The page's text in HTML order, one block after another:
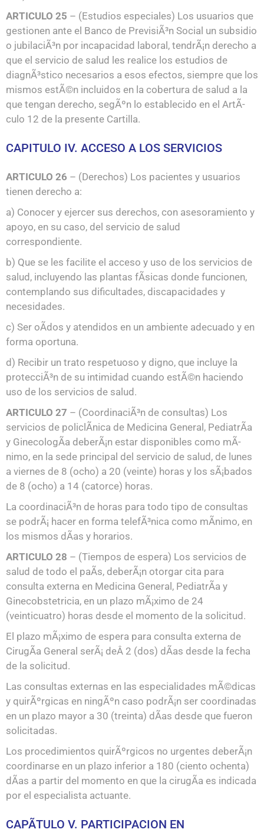
ARTICULO 25 – (Estudios especiales) Los usuarios que
gestionen ante el Banco de PrevisiÃ³n Social un subsidio
o jubilaciÃ³n por incapacidad laboral, tendrÃ¡n derecho a
que el servicio de salud les realice los estudios de
diagnÃ³stico necesarios a esos efectos, siempre que los
mismos estÃ©n incluidos en la cobertura de salud a la
que tengan derecho, segÃºn lo establecido en el ArtÃ­
culo 12 de la presente Cartilla.
CAPITULO IV. ACCESO A LOS SERVICIOS
ARTICULO 26 – (Derechos) Los pacientes y usuarios
tienen derecho a:
a) Conocer y ejercer sus derechos, con asesoramiento y
apoyo, en su caso, del servicio de salud
correspondiente.
b) Que se les facilite el acceso y uso de los servicios de
salud, incluyendo las plantas fÃ­sicas donde funcionen,
contemplando sus dificultades, discapacidades y
necesidades.
c) Ser oÃ­dos y atendidos en un ambiente adecuado y en
forma oportuna.
d) Recibir un trato respetuoso y digno, que incluye la
protecciÃ³n de su intimidad cuando estÃ©n haciendo
uso de los servicios de salud.
ARTICULO 27 – (CoordinaciÃ³n de consultas) Los
servicios de policlÃ­nica de Medicina General, PediatrÃ­a
y GinecologÃ­a deberÃ¡n estar disponibles como mÃ­
nimo, en la sede principal del servicio de salud, de lunes
a viernes de 8 (ocho) a 20 (veinte) horas y los sÃ¡bados
de 8 (ocho) a 14 (catorce) horas.
La coordinaciÃ³n de horas para todo tipo de consultas
se podrÃ¡ hacer en forma telefÃ³nica como mÃ­nimo, en
los mismos dÃ­as y horarios.
ARTICULO 28 – (Tiempos de espera) Los servicios de
salud de todo el paÃ­s, deberÃ¡n otorgar cita para
consulta externa en Medicina General, PediatrÃ­a y
Ginecobstetricia, en un plazo mÃ¡ximo de 24
(veinticuatro) horas desde el momento de la solicitud.
El plazo mÃ¡ximo de espera para consulta externa de
CirugÃ­a General serÃ¡ deÂ 2 (dos) dÃ­as desde la fecha
de la solicitud.
Las consultas externas en las especialidades mÃ©dicas
y quirÃºrgicas en ningÃºn caso podrÃ¡n ser coordinadas
en un plazo mayor a 30 (treinta) dÃ­as desde que fueron
solicitadas.
Los procedimientos quirÃºrgicos no urgentes deberÃ¡n
coordinarse en un plazo inferior a 180 (ciento ochenta)
dÃ­as a partir del momento en que la cirugÃ­a es indicada
por el especialista actuante.
CAPÃTULO V. PARTICIPACION EN